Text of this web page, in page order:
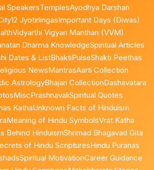
SpeakersTemplesAyodhya Darshan
12 JyotirlingasImportant Days (Diwas)
Vidyarthi Vigyan Manthan (VVM)
Dharma KnowledgeSpiritual Articles
Dates & ListBhaktiPulseShakti Peethas
NewsMantrasAarti Collection
AstrologyBhajan CollectionDashavatara
MiscPrashnavaliSpiritual Quotes
KathaUnknown Facts of Hinduism
Meaning of Hindu SymbolsVrat Katha
Behind HinduismShrimad Bhagavad Gita
of Hindu ScripturesHindu Puranas
Spiritual MotivationCareer Guidance